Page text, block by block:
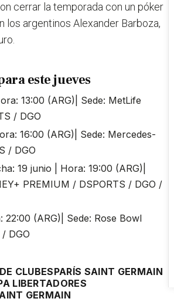
cerrar la temporada con un póker
los argentinos Alexander Barboza,
este jueves
13:00 (ARG)| Sede: MetLife
/ DGO
16:00 (ARG)| Sede: Mercedes-
/ DGO
19 junio | Hora: 19:00 (ARG)|
PREMIUM / DSPORTS / DGO /
(ARG)| Sede: Rose Bowl
DGO
CLUBESPARÍS SAINT GERMAIN
LIBERTADORES
GERMAIN